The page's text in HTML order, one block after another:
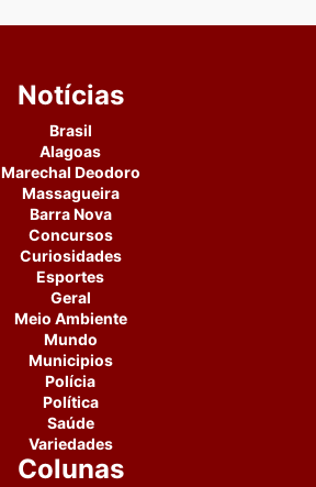
Notícias
Brasil
Alagoas
Marechal Deodoro
Massagueira
Barra Nova
Concursos
Curiosidades
Esportes
Geral
Meio Ambiente
Mundo
Municipios
Polícia
Política
Saúde
Variedades
Colunas